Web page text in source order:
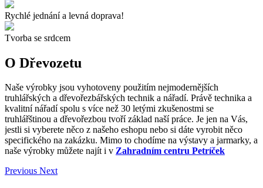
Rychlé jednání a levná doprava!
Tvorba se srdcem
O Dřevozetu
Naše výrobky jsou vyhotoveny použitím nejmodernějších
truhlářských a dřevořezbářských technik a nářadí. Právě technika a
kvalitní nářadí spolu s více než 30 letými zkušenostmi se
truhlářštinou a dřevořezbou tvoří základ naší práce. Je jen na Vás,
jestli si vyberete něco z našeho eshopu nebo si dáte vyrobit něco
specifického na zakázku. Mimo to chodíme na výstavy a jarmarky, a
naše výrobky můžete najít i v Zahradním centru Petríček
Previous Next